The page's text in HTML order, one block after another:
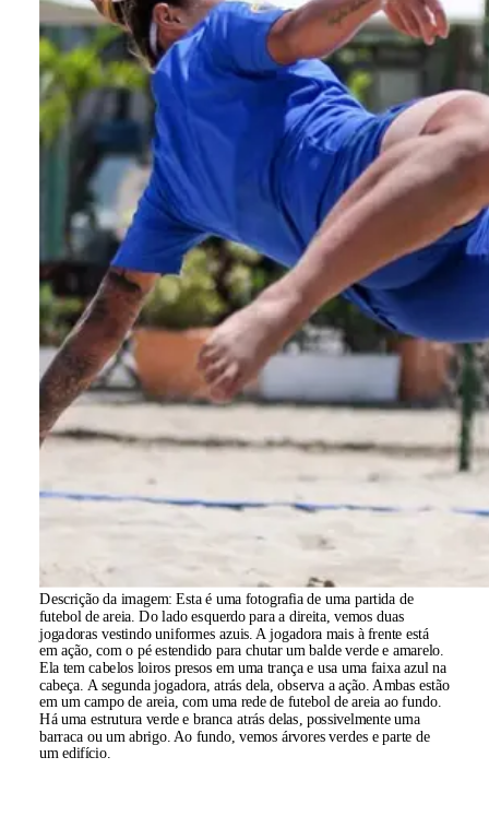
Descrição da imagem:Esta é uma fotografia de uma partida de
futebol de areia. Do lado esquerdo para a direita, vemos duas
jogadoras vestindo uniformes azuis. A jogadora mais à frente está
em ação, com o pé estendido para chutar um balde verde e amarelo.
Ela tem cabelos loiros presos em uma trança e usa uma faixa azul na
cabeça. A segunda jogadora, atrás dela, observa a ação. Ambas estão
em um campo de areia, com uma rede de futebol de areia ao fundo.
Há uma estrutura verde e branca atrás delas, possivelmente uma
barraca ou um abrigo. Ao fundo, vemos árvores verdes e parte de
um edifício.